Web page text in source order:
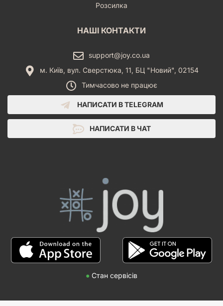
Розсилка
НАШІ КОНТАКТИ
support@joy.co.ua
м. Київ, вул. Сверстюка, 11, БЦ "Новий", 02154
Тимчасово не працює
НАПИСАТИ В TELEGRAM
НАПИСАТИ В ЧАТ
● Стан сервісів